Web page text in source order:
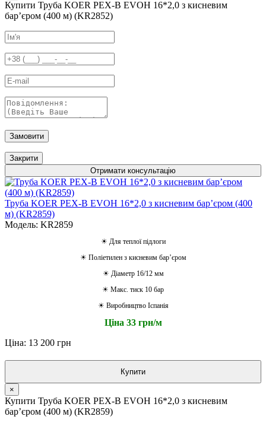
Купити Труба KOER PEX-B EVOH 16*2,0 з кисневим
барʼєром (400 м) (KR2852)
Замовити
Закрити
Отримати консультацію
Труба KOER PEX-B EVOH 16*2,0 з кисневим барʼєром (400
м) (KR2859)
Модель: KR2859
☀ Для теплої підлоги
☀ Поліетилен з кисневим барʼєром
☀ Діаметр 16/12 мм
☀ Макс. тиск 10 бар
☀ Виробництво Іспанія
Ціна 33 грн/м
Ціна: 13 200 грн
Купити
×
Купити Труба KOER PEX-B EVOH 16*2,0 з кисневим
барʼєром (400 м) (KR2859)